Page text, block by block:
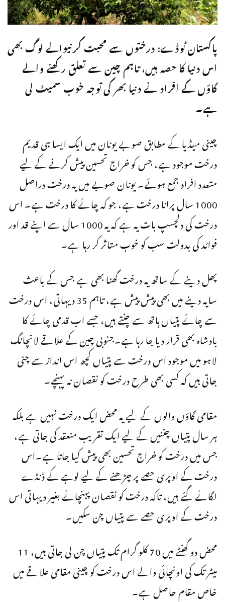
پاکستان ٹوڈے: درختوں سے محبت کرنیوالے لوگ بھی
اس دنیا کا حصہ ہیں، تاہم چین سے تعلق رکھنے والے
گاؤں کے افراد نے دنیا بھر کی توجہ خوب سمیٹ لی
ہے۔
چینی میڈیا کے مطابق صوبے یونان میں ایک ایسا ہی قدیم
درخت موجود ہے، جس کو خراج تحسین پیش کرنے کے لیے
متعدد افراد جمع ہوئے۔ یونان صوبے میں یہ درخت دراصل
1000 سال پرانا درخت ہے، جو کہ چائے کا درخت ہے۔ اس
درخت کی دلچسپ بات یہ ہے کہ یہ 1000 سال سے اپنے قد اور
فوائد کی بدولت سب کو خوب متاثر کر رہا ہے۔
پھل دینے کے ساتھ یہ درخت گھنا بھی ہے جس کے باعث
سایہ دینے میں بھی پیش پیش ہے، تاہم 35 دیہاتی، اس درخت
سے چائے پتیاں ہاتھ سے چنتے ہیں، جسے اب قدمی چائے کا
بادشاہ بھی قرار دیا جا رہا ہے۔جنوبی چین کے علاقے لانچانگ
لاہو میں موجود اس درخت سے پتیاں کچھ اس انداز سے چنی
جاتی ہیں کہ کسی بھی طرح درخت کو نقصان نہ پہنچے۔
مقامی گاؤں والوں کے لیے یہ محض ایک درخت نہیں ہے بلکہ
ہر سال پتیاں چننیں کے لیے ایک تقریب منعقد کی جاتی ہے،
جس میں درخت کو خراج تحسین بھی پیش کیا جاتا ہے۔اس
درخت کے اوپری حصے پر چڑھنے کے لیے لوہے کے ڈنڈے
لگائے گئے ہیں، تاکہ درخت کو نقصان پہنچائے بغیر دیہاتی اس
درخت کے اوپری حصے سے پتیاں چن سکیں۔
محض دو گھنٹے میں 70 کلو گرام تک پتیاں چن لی جاتی ہیں، 11
میٹر تک کی اونچائی والے اس درخت کو چینی مقامی علاقے میں
خاص مقام حاصل ہے۔